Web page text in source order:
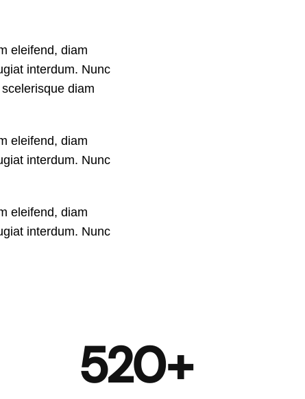
eleifend, diam
interdum. Nunc
diam
eleifend, diam
interdum. Nunc
eleifend, diam
interdum. Nunc
520+